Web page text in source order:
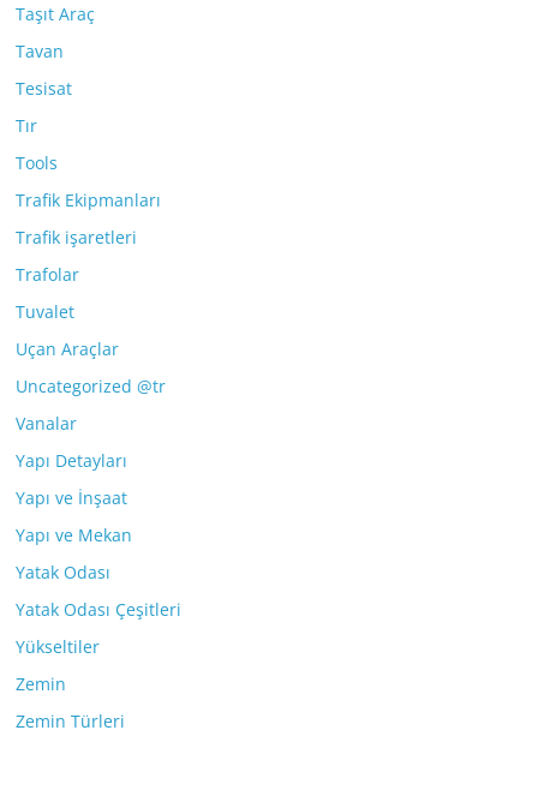
Taşıt Araç
Tavan
Tesisat
Tır
Tools
Trafik Ekipmanları
Trafik işaretleri
Trafolar
Tuvalet
Uçan Araçlar
Uncategorized @tr
Vanalar
Yapı Detayları
Yapı ve İnşaat
Yapı ve Mekan
Yatak Odası
Yatak Odası Çeşitleri
Yükseltiler
Zemin
Zemin Türleri